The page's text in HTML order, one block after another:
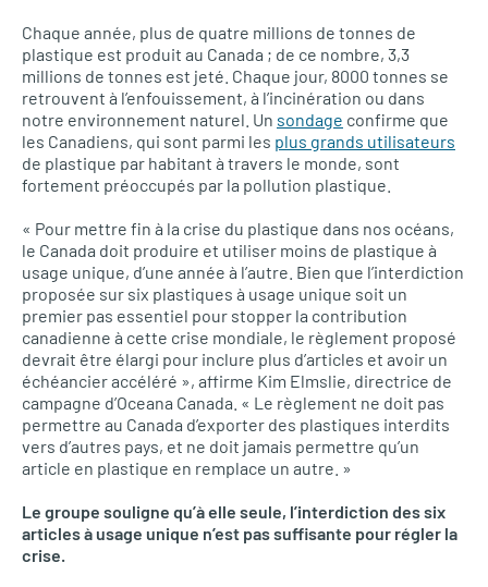
Chaque année, plus de quatre millions de tonnes de
plastique est produit au Canada ; de ce nombre, 3,3
millions de tonnes est jeté. Chaque jour, 8000 tonnes se
retrouvent à l’enfouissement, à l’incinération ou dans
notre environnement naturel. Un sondage confirme que
les Canadiens, qui sont parmi les plus grands utilisateurs
de plastique par habitant à travers le monde, sont
fortement préoccupés par la pollution plastique.
« Pour mettre fin à la crise du plastique dans nos océans,
le Canada doit produire et utiliser moins de plastique à
usage unique, d’une année à l’autre. Bien que l’interdiction
proposée sur six plastiques à usage unique soit un
premier pas essentiel pour stopper la contribution
canadienne à cette crise mondiale, le règlement proposé
devrait être élargi pour inclure plus d’articles et avoir un
échéancier accéléré », affirme Kim Elmslie, directrice de
campagne d’Oceana Canada. « Le règlement ne doit pas
permettre au Canada d’exporter des plastiques interdits
vers d’autres pays, et ne doit jamais permettre qu’un
article en plastique en remplace un autre. »
Le groupe souligne qu’à elle seule, l’interdiction des six
articles à usage unique n’est pas suffisante pour régler la
crise.